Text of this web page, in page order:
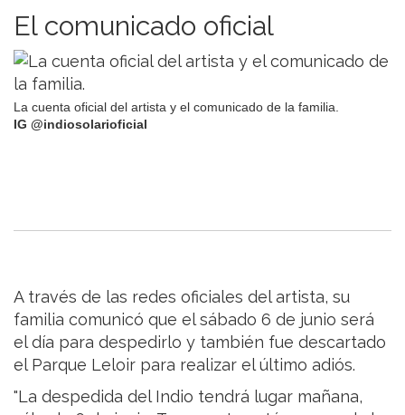
El comunicado oficial
La cuenta oficial del artista y el comunicado de la familia.
IG @indiosolarioficial
A través de las redes oficiales del artista, su
familia comunicó que el sábado 6 de junio será
el día para despedirlo y también fue descartado
el Parque Leloir para realizar el último adiós.
"La despedida del Indio tendrá lugar mañana,